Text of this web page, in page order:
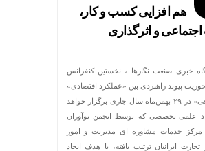
هم افزایی کسب و کار،
و اثرگذاری
خبری صنعت نگارها ، نخستین کنفرانس
پیوند راهبردی بین «عملکرد اقتصادی»
و «تأثیر اجتماعی» در ۲۹ بهمن‌ماه سال جاری برگزار خواهد
علمی-تخصصی که توسط انجمن نوآوران
خدمات مشاوره ای مدیریت و امور
تجارت ایرانیان ترتیب یافته، با هدف ایجاد